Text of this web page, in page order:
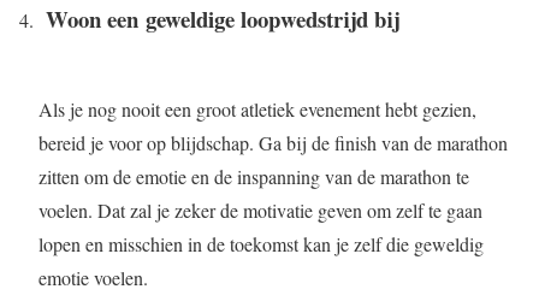
Woon een geweldige loopwedstrijd bij
Als je nog nooit een groot atletiek evenement hebt gezien,
bereid je voor op blijdschap. Ga bij de finish van de marathon
zitten om de emotie en de inspanning van de marathon te
voelen. Dat zal je zeker de motivatie geven om zelf te gaan
lopen en misschien in de toekomst kan je zelf die geweldig
emotie voelen.